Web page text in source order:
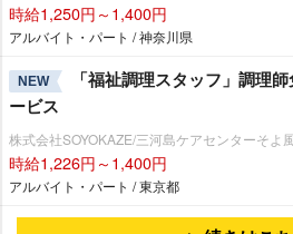
時給1,250円～1,400円
アルバイト・パート / 神奈川県
NEW
「福祉調理スタッフ」調理
ービス
株式会社SOYOKAZE/三河島ケアセンターそよ風
時給1,226円～1,400円
アルバイト・パート / 東京都